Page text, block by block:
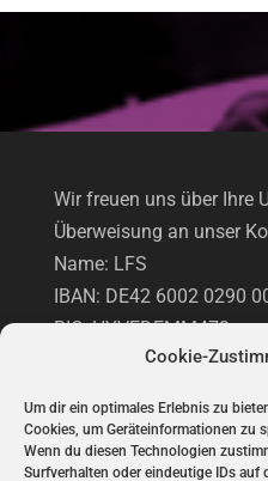
Cookie-
Um dir ein optimales Erlebnis zu
Cookies, um Geräteinformationen zu
Wenn du diesen Technologien
Surfverhalten oder eindeutige IDs auf
Wir freuen uns über Ihre
Überweisung an unser
Name: LFS
IBAN: DE42 6002 0290
BIC: HYVEDEMM473
Hypovereinsbank
UNTERSTÜTZUNG VIA